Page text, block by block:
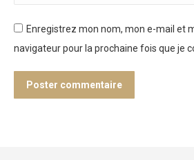
Enregistrez mon nom, mon e-mail et
navigateur pour la prochaine fois que je
Poster commentaire